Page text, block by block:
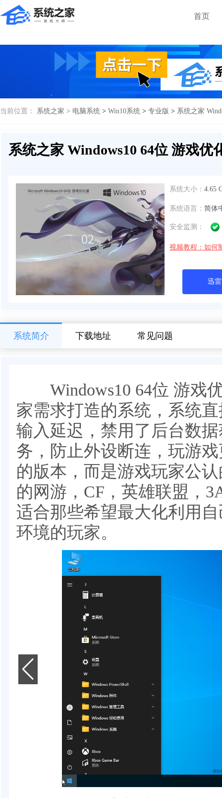
首页
当前位置： 系统之家 > 电脑系统 > Win10系统 > 专业版 > 系统之家
系统之家 Windows10 64位 游戏优
系统大小： 4.65
系统语言： 简体
安全监测：
视频教程：如何
迅
系统简介 下载地址 常见问题
Windows10 64位 游戏
家需求打造的系统，系统
输入延迟，禁用了后台数
务，防止外设断连，玩游
的版本，而是游戏玩家公
的网游，CF，英雄联盟，
适合那些希望最大化利用
环境的玩家。